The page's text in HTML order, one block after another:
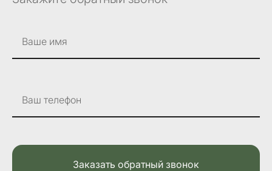
Ваше имя
Ваш телефон
Заказать обратный звонок